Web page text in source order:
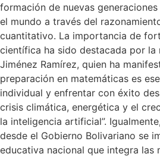
formación de nuevas
el mundo a través del
cuantitativo. La importancia de
científica ha sido destacada por la
Jiménez Ramírez, quien ha
preparación en matemáticas es
individual y enfrentar con éxito
crisis climática, energética y el
la inteligencia artificial”.
desde el Gobierno Bolivariano se
educativa nacional que integra las